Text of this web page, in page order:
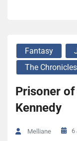
Fantasy
The
Prisoner
Kennedy
Melliane 6